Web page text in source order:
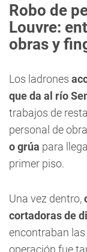
Robo de
Louvre:
obras y
Los ladrones
que da al río
trabajos de
personal de
o grúa para
primer piso.
Una vez dentro,
cortadoras de
encontraban las
operación fue